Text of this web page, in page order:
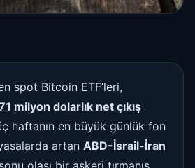
spot Bitcoin ETF’leri,
milyon dolarlık net çıkış
haftanın en büyük günlük fon
artan ABD-İsrail-İran
olası bir askeri tırmanış